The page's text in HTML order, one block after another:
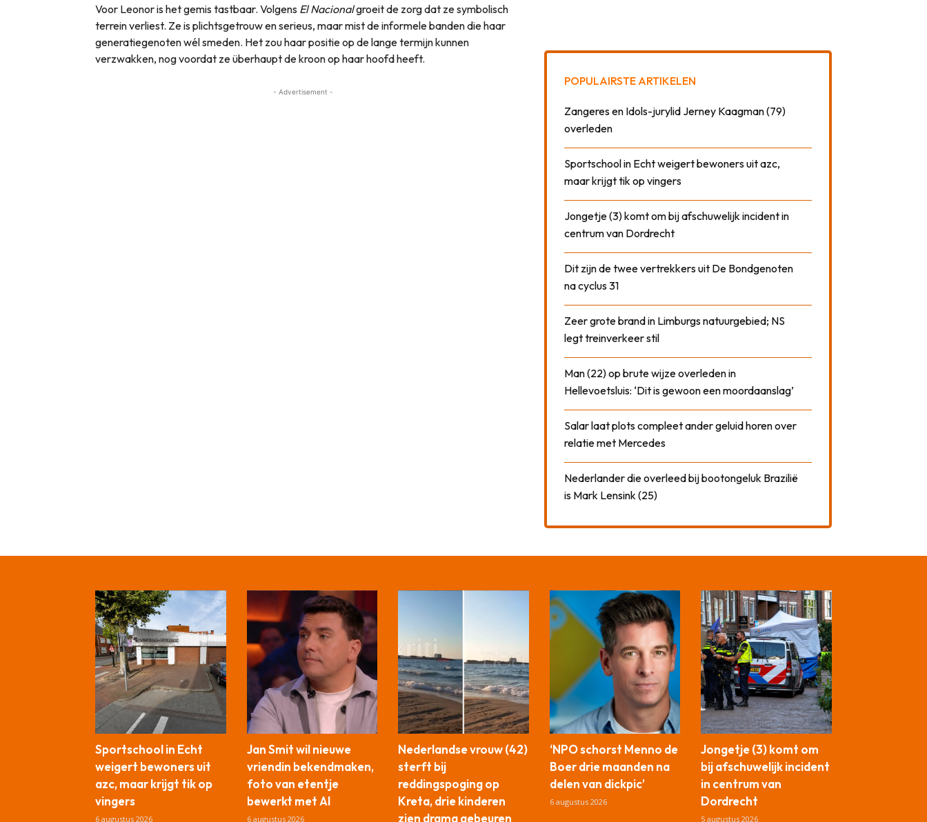
Voor Leonor is het gemis tastbaar. Volgens El Nacionalgroeit de zorg dat ze symbolisch
terrein verliest. Ze is plichtsgetrouw en serieus, maar mist de informele banden die haar
generatiegenoten wél smeden. Het zou haar positie op de lange termijn kunnen
verzwakken, nog voordat ze überhaupt de kroon op haar hoofd heeft.
- Advertisement -
POPULAIRSTE ARTIKELEN
Zangeres en Idols-jurylid Jerney Kaagman (79)
overleden
Sportschool in Echt weigert bewoners uit azc,
maar krijgt tik op vingers
Jongetje (3) komt om bij afschuwelijk incident in
centrum van Dordrecht
Dit zijn de twee vertrekkers uit De Bondgenoten
na cyclus 31
Zeer grote brand in Limburgs natuurgebied; NS
legt treinverkeer stil
Man (22) op brute wijze overleden in
Hellevoetsluis: ‘Dit is gewoon een moordaanslag’
Salar laat plots compleet ander geluid horen over
relatie met Mercedes
Nederlander die overleed bij bootongeluk Brazilië
is Mark Lensink (25)
Sportschool in Echt
weigert bewoners uit
azc, maar krijgt tik op
vingers
6 augustus 2026
Jan Smit wil nieuwe
vriendin bekendmaken,
foto van etentje
bewerkt met AI
6 augustus 2026
Nederlandse vrouw (42)
sterft bij
reddingspoging op
Kreta, drie kinderen
zien drama gebeuren
‘NPO schorst Menno de
Boer drie maanden na
delen van dickpic’
6 augustus 2026
Jongetje (3) komt om
bij afschuwelijk incident
in centrum van
Dordrecht
5 augustus 2026